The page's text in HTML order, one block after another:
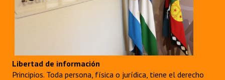
Libertad de información
Principios. Toda persona, física o jurídica, tiene el derecho